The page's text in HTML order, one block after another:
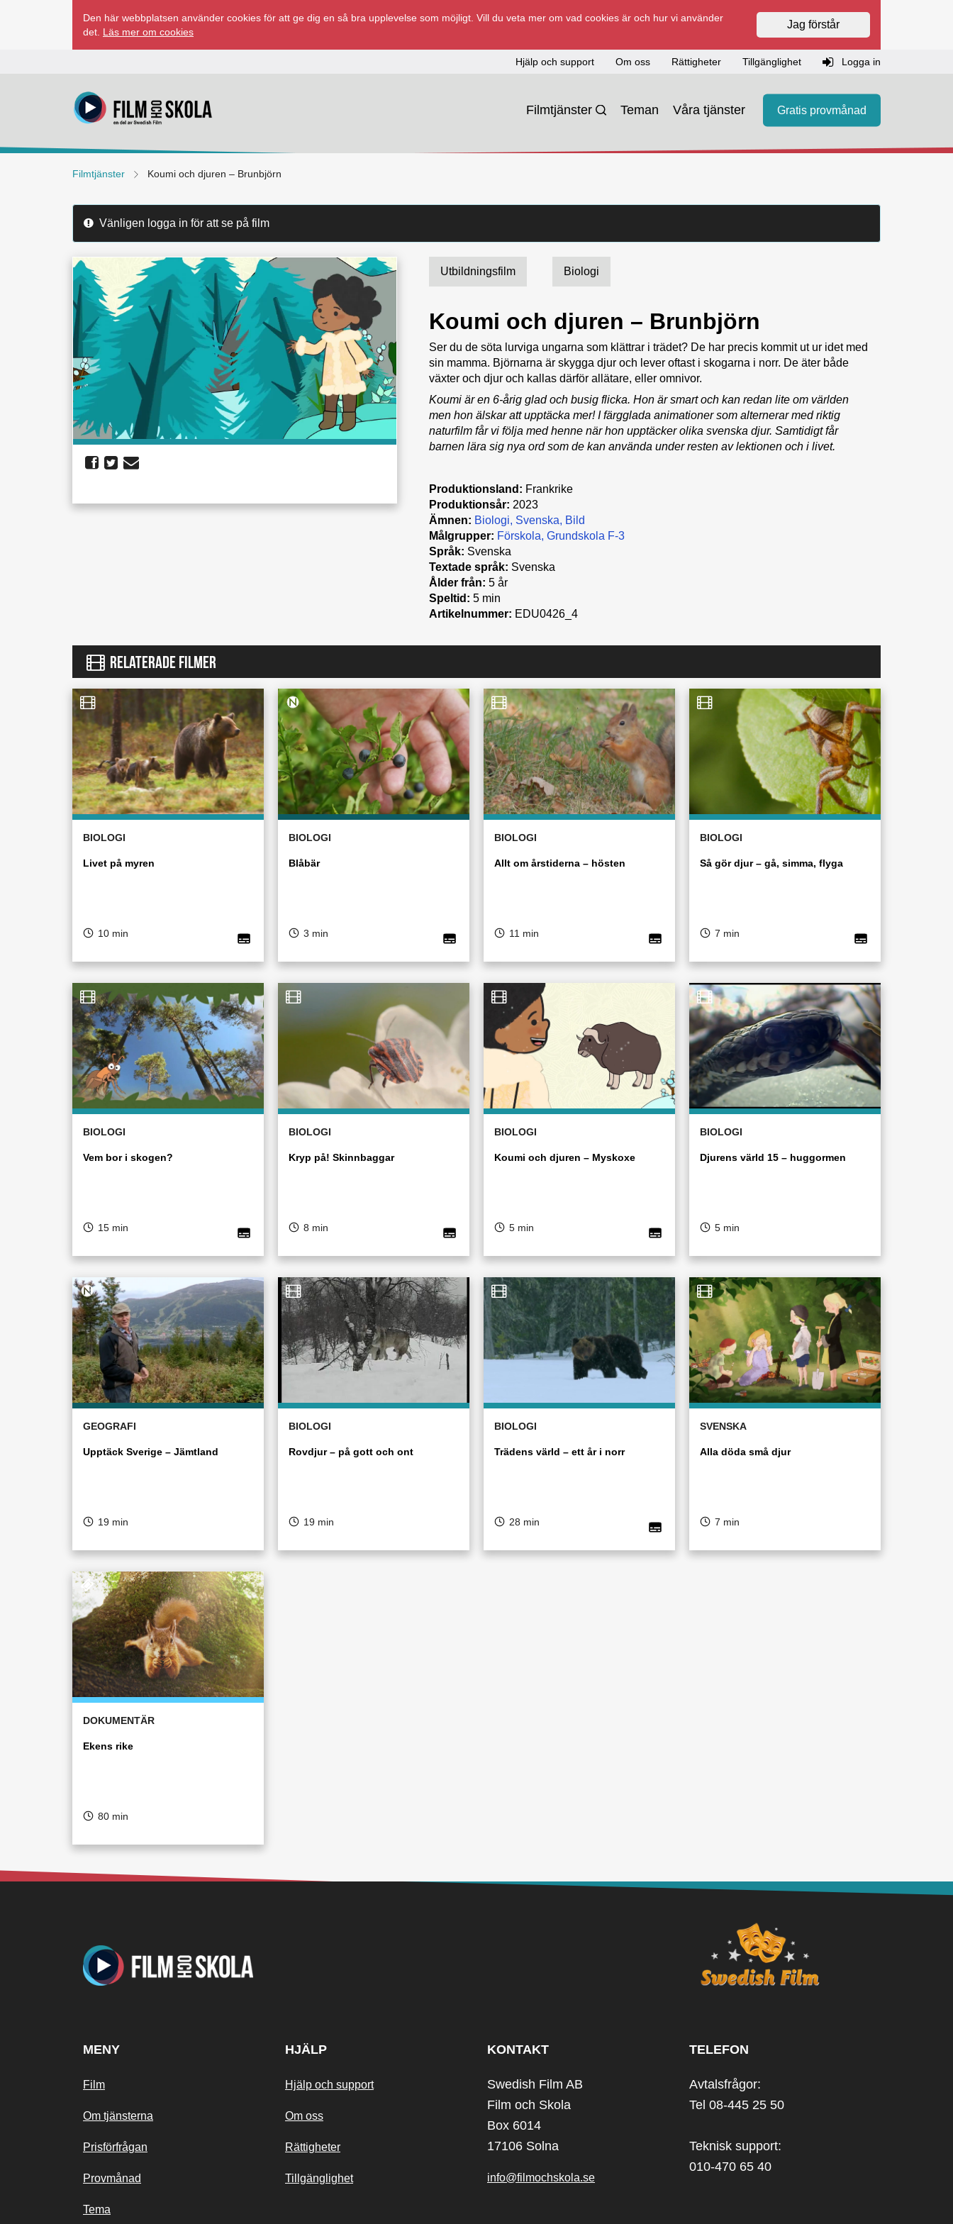
Den här webbplatsen använder cookies för att ge dig en så bra upplevelse som möjligt. Vill du veta mer om vad cookies är och hur vi använder
det. Läs mer om cookies
Jag förstår
Hjälp och support Om oss Rättigheter Tillgänglighet Logga in
Filmtjänster Teman Våra tjänster Gratis provmånad
Filmtjänster Koumi och djuren – Brunbjörn
Vänligen logga in för att se på film
Utbildningsfilm Biologi
Koumi och djuren – Brunbjörn
Ser du de söta lurviga ungarna som klättrar i trädet? De har precis kommit ut ur idet med
sin mamma. Björnarna är skygga djur och lever oftast i skogarna i norr. De äter både
växter och djur och kallas därför allätare, eller omnivor.
Koumi är en 6-årig glad och busig flicka. Hon är smart och kan redan lite om världen
men hon älskar att upptäcka mer! I färgglada animationer som alternerar med riktig
naturfilm får vi följa med henne när hon upptäcker olika svenska djur. Samtidigt får
barnen lära sig nya ord som de kan använda under resten av lektionen och i livet.
Produktionsland: Frankrike
Produktionsår: 2023
Ämnen: Biologi Svenska
Bild
Målgrupper: Förskola Grundskola F-3
Språk: Svenska
Textade språk: Svenska
Ålder från: 5 år
Speltid: 5 min
Artikelnummer: EDU0426_4
RELATERADE FILMER
BIOLOGI
Livet på myren
10 min
BIOLOGI
Blåbär
3 min
BIOLOGI
Allt om årstiderna – hösten
11 min
BIOLOGI
Så gör djur – gå, simma, flyga
7 min
BIOLOGI
Vem bor i skogen?
15 min
BIOLOGI
Kryp på! Skinnbaggar
8 min
BIOLOGI
Koumi och djuren – Myskoxe
5 min
BIOLOGI
Djurens värld 15 – huggormen
5 min
GEOGRAFI
Upptäck Sverige – Jämtland
19 min
BIOLOGI
Rovdjur – på gott och ont
19 min
BIOLOGI
Trädens värld – ett år i norr
28 min
SVENSKA
Alla döda små djur
7 min
DOKUMENTÄR
Ekens rike
80 min
MENY
Film
Om tjänsterna
Prisförfrågan
Provmånad
Tema
HJÄLP
Hjälp och support
Om oss
Rättigheter
Tillgänglighet
KONTAKT
Swedish Film AB
Film och Skola
Box 6014
17106 Solna
info@filmochskola.se
TELEFON
Avtalsfrågor:
Tel 08-445 25 50
Teknisk support:
010-470 65 40